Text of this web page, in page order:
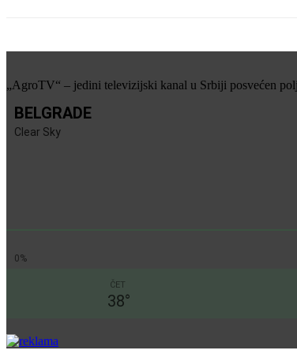
„AgroTV“ – jedini televizijski kanal u Srbiji posvećen
BELGRADE
Clear Sky
0%
ČET
38°